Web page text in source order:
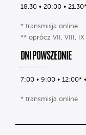
18.30 • 20:00 •
* transmisja online
** oprócz VII, VIII, IX
DNI POWSZEDNIE
7:00 • 9:00 • 12:00*
* transmisja online